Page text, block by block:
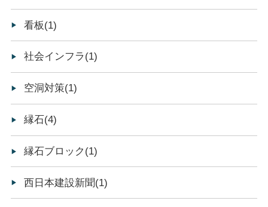
看板(1)
社会インフラ(1)
空洞対策(1)
縁石(4)
縁石ブロック(1)
西日本建設新聞(1)